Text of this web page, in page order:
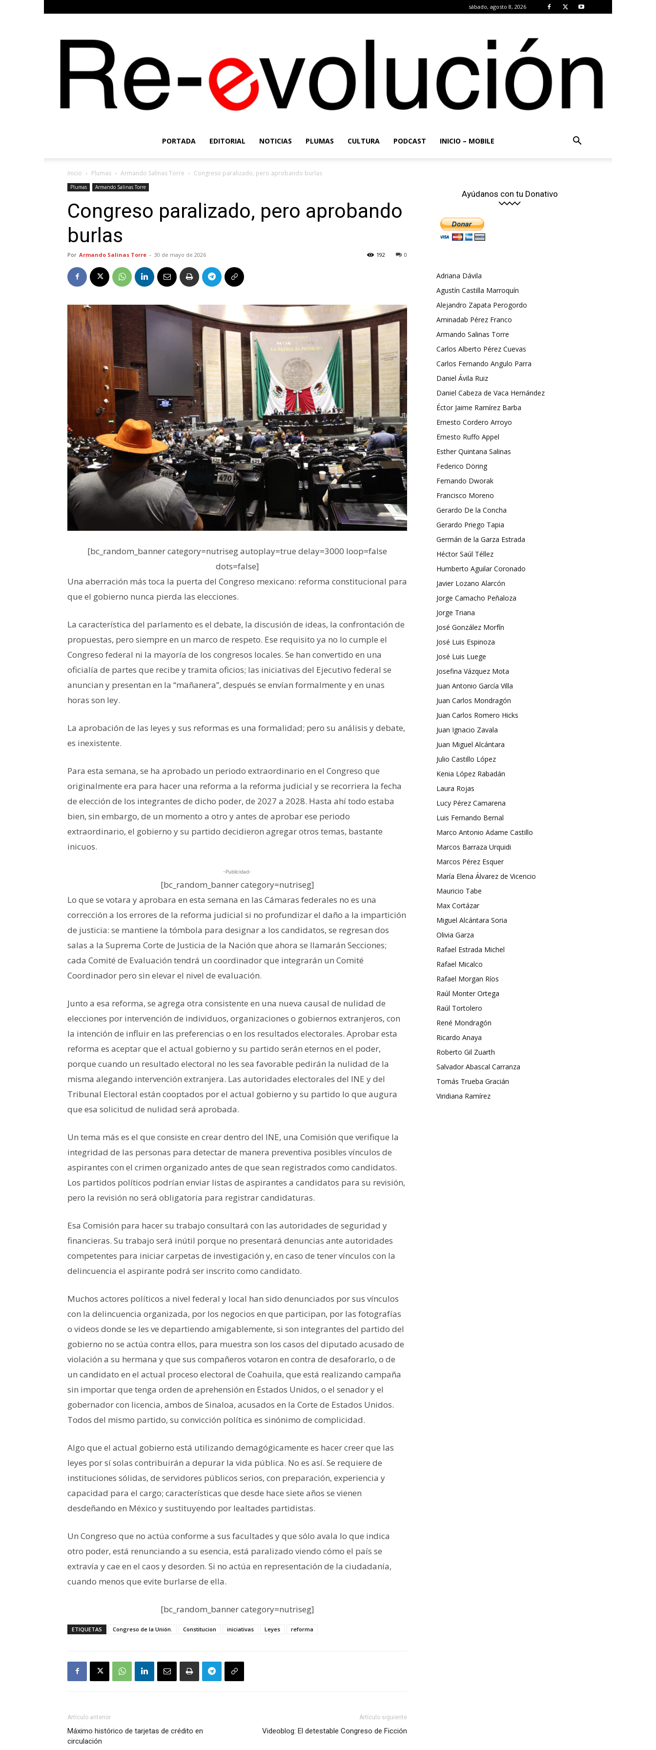
sábado, agosto 8, 2026
Evolución
PORTADA EDITORIAL NOTICIAS PLUMAS CULTURA PODCAST INICIO – MOBILE
Inicio Plumas Armando Salinas Torre Congreso paralizado, pero aprobando burlas
Plumas Armando Salinas Torre
Congreso paralizado, pero aprobando
burlas
Por Armando Salinas Torre - 30 de mayo de 2026 0
192
[bc_random_banner category=nutriseg autoplay=true delay=3000 loop=false
dots=false]
Una aberración más toca la puerta del Congreso mexicano: reforma constitucional para
que el gobierno nunca pierda las elecciones.
La característica del parlamento es el debate, la discusión de ideas, la confrontación de
propuestas, pero siempre en un marco de respeto. Ese requisito ya no lo cumple el
Congreso federal ni la mayoría de los congresos locales. Se han convertido en una
oficialía de partes que recibe y tramita oficios; las iniciativas del Ejecutivo federal se
anuncian y presentan en la “mañanera”, después se envían formalmente y en unas
horas son ley.
La aprobación de las leyes y sus reformas es una formalidad; pero su análisis y debate,
es inexistente.
Para esta semana, se ha aprobado un periodo extraordinario en el Congreso que
originalmente era para hacer una reforma a la reforma judicial y se recorriera la fecha
de elección de los integrantes de dicho poder, de 2027 a 2028. Hasta ahí todo estaba
bien, sin embargo, de un momento a otro y antes de aprobar ese periodo
extraordinario, el gobierno y su partido decidieron agregar otros temas, bastante
inicuos.
-Publicidad-
[bc_random_banner category=nutriseg]
Lo que se votara y aprobara en esta semana en las Cámaras federales no es una
corrección a los errores de la reforma judicial si no profundizar el daño a la impartición
de justicia: se mantiene la tómbola para designar a los candidatos, se regresan dos
salas a la Suprema Corte de Justicia de la Nación que ahora se llamarán Secciones;
cada Comité de Evaluación tendrá un coordinador que integrarán un Comité
Coordinador pero sin elevar el nivel de evaluación.
Junto a esa reforma, se agrega otra consistente en una nueva causal de nulidad de
elecciones por intervención de individuos, organizaciones o gobiernos extranjeros, con
la intención de influir en las preferencias o en los resultados electorales. Aprobar esta
reforma es aceptar que el actual gobierno y su partido serán eternos en el poder,
porque cuando un resultado electoral no les sea favorable pedirán la nulidad de la
misma alegando intervención extranjera. Las autoridades electorales del INE y del
Tribunal Electoral están cooptados por el actual gobierno y su partido lo que augura
que esa solicitud de nulidad será aprobada.
Un tema más es el que consiste en crear dentro del INE, una Comisión que verifique la
integridad de las personas para detectar de manera preventiva posibles vínculos de
aspirantes con el crimen organizado antes de que sean registrados como candidatos.
Los partidos políticos podrían enviar listas de aspirantes a candidatos para su revisión,
pero la revisión no será obligatoria para registrar candidaturas.
Esa Comisión para hacer su trabajo consultará con las autoridades de seguridad y
financieras. Su trabajo será inútil porque no presentará denuncias ante autoridades
competentes para iniciar carpetas de investigación y, en caso de tener vínculos con la
delincuencia el aspirante podrá ser inscrito como candidato.
Muchos actores políticos a nivel federal y local han sido denunciados por sus vínculos
con la delincuencia organizada, por los negocios en que participan, por las fotografías
o videos donde se les ve departiendo amigablemente, si son integrantes del partido del
gobierno no se actúa contra ellos, para muestra son los casos del diputado acusado de
violación a su hermana y que sus compañeros votaron en contra de desaforarlo, o de
un candidato en el actual proceso electoral de Coahuila, que está realizando campaña
sin importar que tenga orden de aprehensión en Estados Unidos, o el senador y el
gobernador con licencia, ambos de Sinaloa, acusados en la Corte de Estados Unidos.
Todos del mismo partido, su convicción política es sinónimo de complicidad.
Algo que el actual gobierno está utilizando demagógicamente es hacer creer que las
leyes por sí solas contribuirán a depurar la vida pública. No es así. Se requiere de
instituciones sólidas, de servidores públicos serios, con preparación, experiencia y
capacidad para el cargo; características que desde hace siete años se vienen
desdeñando en México y sustituyendo por lealtades partidistas.
Un Congreso que no actúa conforme a sus facultades y que sólo avala lo que indica
otro poder, está renunciando a su esencia, está paralizado viendo cómo el país se
extravía y cae en el caos y desorden. Si no actúa en representación de la ciudadanía,
cuando menos que evite burlarse de ella.
[bc_random_banner category=nutriseg]
ETIQUETAS Congreso de la Unión. Constitucion iniciativas Leyes reforma
Artículo anterior
Máximo histórico de tarjetas de crédito en
circulación
Artículo siguiente
Videoblog: El detestable Congreso de Ficción
Ayúdanos con tu Donativo
Adriana Dávila
Agustín Castilla Marroquín
Alejandro Zapata Perogordo
Aminadab Pérez Franco
Armando Salinas Torre
Carlos Alberto Pérez Cuevas
Carlos Fernando Angulo Parra
Daniel Ávila Ruiz
Daniel Cabeza de Vaca Hernández
Éctor Jaime Ramírez Barba
Ernesto Cordero Arroyo
Ernesto Ruffo Appel
Esther Quintana Salinas
Federico Döring
Fernando Dworak
Francisco Moreno
Gerardo De la Concha
Gerardo Priego Tapia
Germán de la Garza Estrada
Héctor Saúl Téllez
Humberto Aguilar Coronado
Javier Lozano Alarcón
Jorge Camacho Peñaloza
Jorge Triana
José González Morfín
José Luis Espinoza
José Luis Luege
Josefina Vázquez Mota
Juan Antonio García Villa
Juan Carlos Mondragón
Juan Carlos Romero Hicks
Juan Ignacio Zavala
Juan Miguel Alcántara
Julio Castillo López
Kenia López Rabadán
Laura Rojas
Lucy Pérez Camarena
Luis Fernando Bernal
Marco Antonio Adame Castillo
Marcos Barraza Urquidi
Marcos Pérez Esquer
María Elena Álvarez de Vicencio
Mauricio Tabe
Max Cortázar
Miguel Alcántara Soria
Olivia Garza
Rafael Estrada Michel
Rafael Micalco
Rafael Morgan Ríos
Raúl Monter Ortega
Raúl Tortolero
René Mondragón
Ricardo Anaya
Roberto Gil Zuarth
Salvador Abascal Carranza
Tomás Trueba Gracián
Viridiana Ramírez